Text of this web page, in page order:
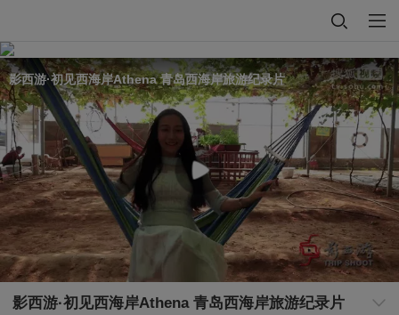
影西游·初见西海岸Athena 青岛西海岸旅游纪录片
影西游·初见西海岸Athena 青岛西海岸旅游纪录片